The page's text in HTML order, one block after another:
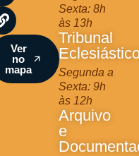
r
a
m
o
k
e
Ver
no
mapa
Sexta: 8h
às 13h
Tribunal
Segunda a
Sexta: 9h
às 12h
Arquivo
e